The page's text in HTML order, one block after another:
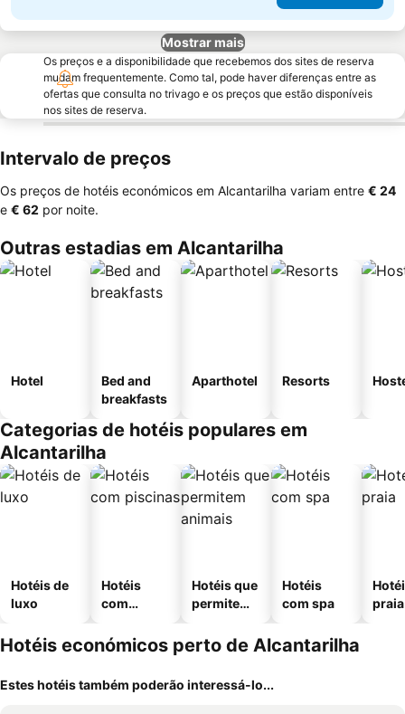
Mostrar mais
Os preços e a disponibilidade que recebemos dos sites de reserva
mudam frequentemente. Como tal, pode haver diferenças entre as
ofertas que consulta no trivago e os preços que estão disponíveis
nos sites de reserva.
Intervalo de preços
Os preços de hotéis económicos em Alcantarilha variam entre ‎€ 24
e ‎€ 62 por noite.
Outras estadias em Alcantarilha
Hotel
Bed and
breakfasts
Aparthotel Resorts
Categorias de hotéis populares em
Alcantarilha
Hotéis de
luxo
Hotéis
com
Hotéis que
permitem
Hotéis
com spa
praia
Hotéis económicos perto de Alcantarilha
Estes hotéis também poderão interessá-lo...